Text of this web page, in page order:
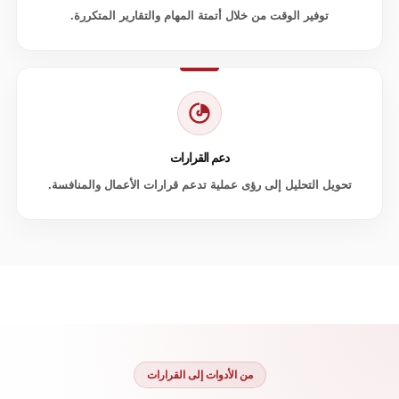
توفير الوقت من خلال أتمتة المهام والتقارير المتكررة.
دعم القرارات
تحويل التحليل إلى رؤى عملية تدعم قرارات الأعمال والمنافسة.
من الأدوات إلى القرارات